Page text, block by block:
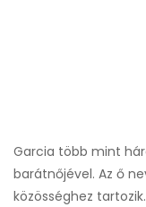
Garcia több mint
barátnőjével. Az ő
közösséghez